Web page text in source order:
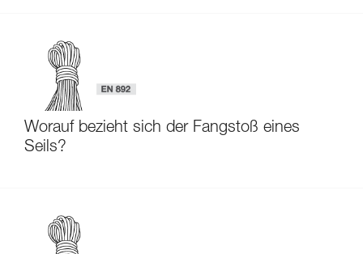
Worauf bezieht sich der Fangstoß eines
Seils?